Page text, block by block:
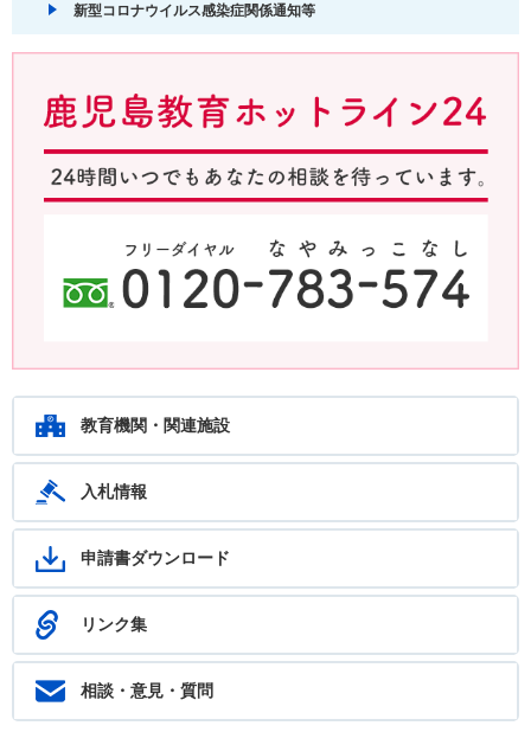
新型コロナウイルス感染症関係通知等
ます。フリーダイヤル：0120-783-574
教育機関・関連施設
入札情報
申請書ダウンロード
リンク集
相談・意見・質問